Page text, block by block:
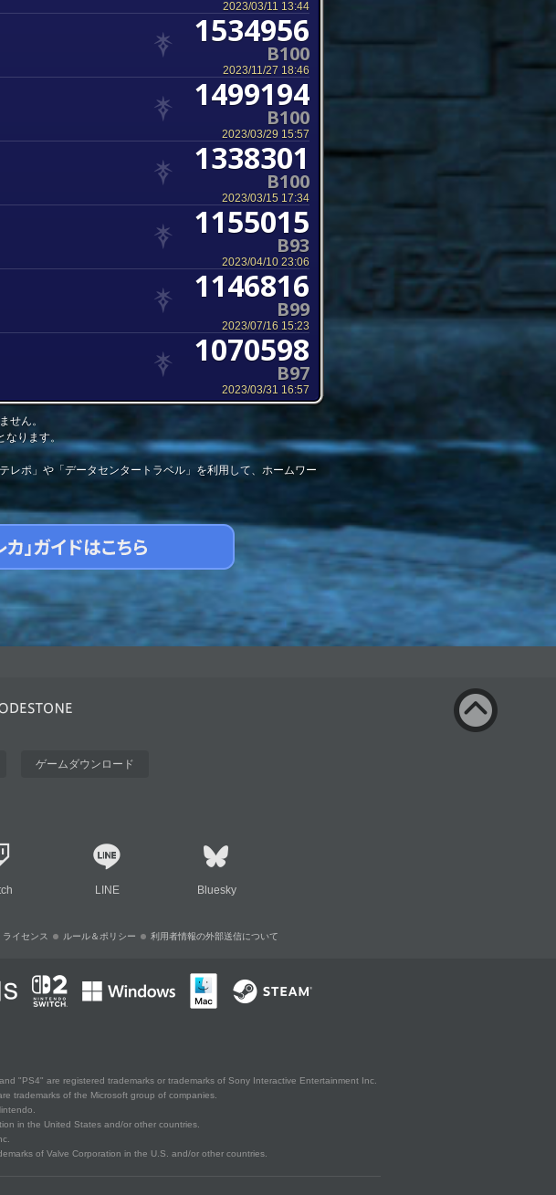
2023/03/11 13:44
1534956
B100
2023/11/27 18:46
1499194
B100
2023/03/29 15:57
1338301
B100
2023/03/15 17:34
1155015
B93
2023/04/10 23:06
1146816
B99
2023/07/16 15:23
1070598
B97
2023/03/31 16:57
せん。
なります。
ポ」や「データセンタートラベル」を利用して、ホームワー
ゲームダウンロード
LINE Bluesky
ライセンス ルール＆ポリシー 利用者情報の外部送信について
"PS4" are registered trademarks or trademarks of Sony Interactive Entertainment Inc.
trademarks of the Microsoft group of companies.
in the United States and/or other countries.
of Valve Corporation in the U.S. and/or other countries.